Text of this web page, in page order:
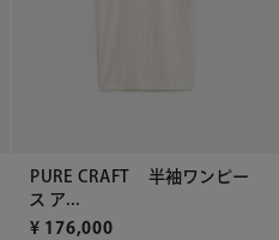
PURE CRAFT 半袖ワンピー
ス ア...
¥ 176,000